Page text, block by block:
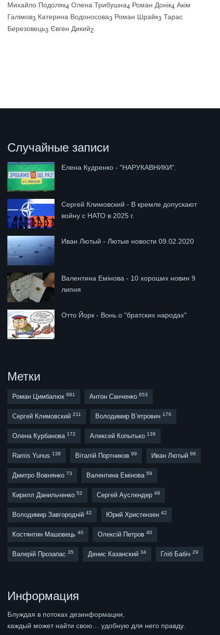
Михайло Подоляк4 Олена Трибушна4 Роман Донік4 Акім
Галімов3 Катерина Водоносова3 Роман Шрайк3 Тарас
Березовець3 Євген Дикий2
Случайные записи
Елена Кудренко - "НАРУКАВНИКИ".
Сергей Климовский - В кремле допускают
войну с НАТО в 2025 г.
Иван Лютый - Лютые новости 09.02.2020
Валентина Емінова - 10 хороших новин 9
липня
Отто Йорк - Вонь о "братских народах"
Метки
Роман Цимбалюк 681 Антон Санченко 653
Сергей Климовский 211 Володимир В’ятрович 176
Олена Курбанова 172 Алексей Копытько 139
Ramis Yunus 138 Віталій Портников 99 Иван Лютый 98
Дмитро Вовнянко 73 Валентина Емінова 59
Кирилл Данильченко 52 Сергей Ауслендер 49
Володимир Завгородній 42 Юрий Христензен 42
Костянтин Машовець 40 Олексій Петров 40
Валерій Прозапас 35 Денис Казанский 34 Гліб Бабіч 29
Информация
Блуждая в потоках дезинформации,
каждый может найти свою… удобную для него правду.